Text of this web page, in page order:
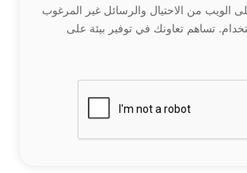
الويب من الاحتيال والرسائل غير المرغوب
تساهم تعاونك في توفير بيئة على